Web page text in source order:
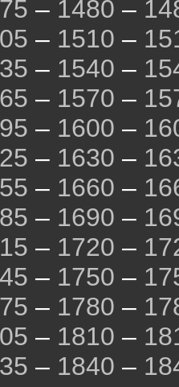
– 1480 –
– 1510 –
– 1540 –
– 1570 –
– 1600 –
– 1630 –
– 1660 –
– 1690 –
– 1720 –
– 1750 –
– 1780 –
– 1810 –
– 1840 –